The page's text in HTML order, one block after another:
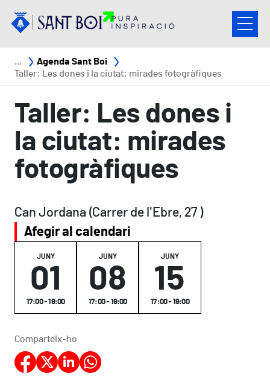
Fil d'ariadna
Agenda Sant Boi
Taller: Les dones i la ciutat: mirades fotogràfiques
Taller: Les dones i
la ciutat: mirades
fotogràfiques
JUNY
01
17:00 - 19:00
JUNY
08
17:00 - 19:00
JUNY
15
17:00 - 19:00
Can Jordana (Carrer de l'Ebre, 27 )
Afegir al calendari
Comparteix-ho